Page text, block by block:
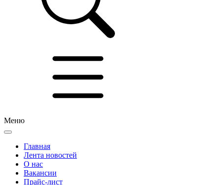
Меню
Главная
Лента новостей
О нас
Вакансии
Прайс-лист